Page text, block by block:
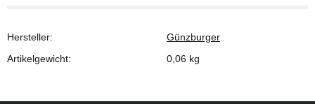
Hersteller:
Günzburger
Artikelgewicht:
0,06 kg